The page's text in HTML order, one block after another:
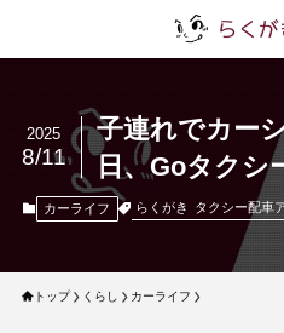
子連れでカー
日、Goタクシ
2025
8/11
カーライフ らくがき タクシー配車
トップ くらし カーライフ